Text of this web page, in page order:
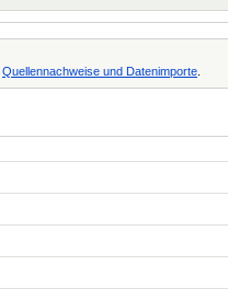
Quellennachweise und Datenimporte